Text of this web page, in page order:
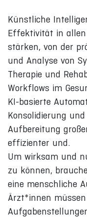
Künstliche
Effektivität in allen
stärken, von der
und Analyse von
Therapie und
Workflows im
KI-basierte
Konsolidierung und
Aufbereitung
effizienter und.
Um wirksam und
zu können,
eine menschliche
Ärzt*innen